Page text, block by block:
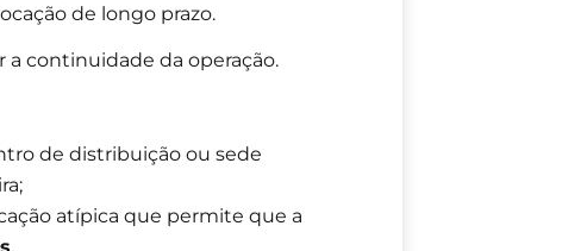
de longo prazo.
a continuidade da operação.
de distribuição ou sede
atípica que permite que a